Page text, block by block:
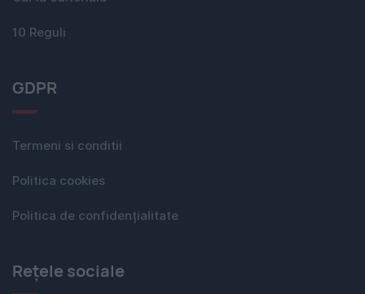
10 Reguli
GDPR
Termeni si conditii
Politica cookies
Politica de confidențialitate
Rețele sociale